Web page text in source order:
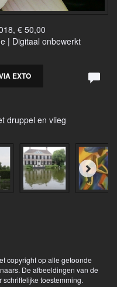
€ 50,00
| Digitaal onbewerkt
EXTO
druppel en vlieg
copyright op alle getoonde
De afbeeldingen van de
toestemming.